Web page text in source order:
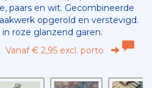
paars en wit. Gecombineerde
opgerold en verstevigd.
roze glanzend garen.
Vanaf € 2,95 excl. porto